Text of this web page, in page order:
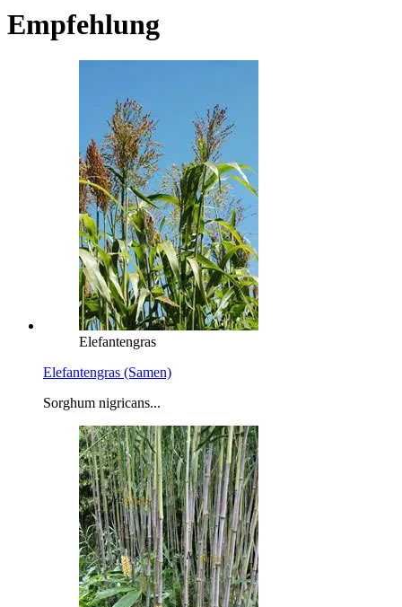
Empfehlung
Elefantengras
Elefantengras (Samen)
Sorghum nigricans...